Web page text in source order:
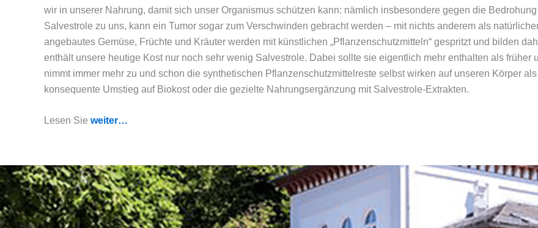
wir in unserer Nahrung, damit sich unser Organismus schützen kann: nämlich insbesondere gegen die
Salvestrole zu uns, kann ein Tumor sogar zum Verschwinden gebracht werden – mit nichts anderem als
angebautes Gemüse, Früchte und Kräuter werden mit künstlichen „Pflanzenschutzmitteln“ gespritzt und bilden
enthält unsere heutige Kost nur noch sehr wenig Salvestrole. Dabei sollte sie eigentlich mehr enthalten als früher
nimmt immer mehr zu und schon die synthetischen Pflanzenschutzmittelreste selbst wirken auf unseren Körper
konsequente Umstieg auf Biokost oder die gezielte Nahrungsergänzung mit Salvestrole-Extrakten.
Lesen Sie weiter…